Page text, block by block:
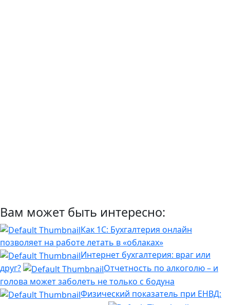
Вам может быть интересно:
Как 1С: Бухгалтерия онлайн
позволяет на работе летать в «облаках»
Интернет бухгалтерия: враг или
друг?
Отчетность по алкоголю – и
голова может заболеть не только с бодуна
Физический показатель при ЕНВД: